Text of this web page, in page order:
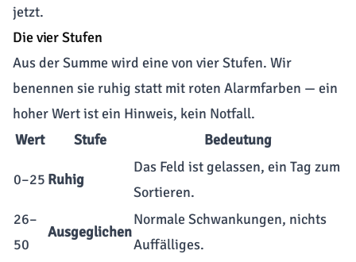
jetzt.
Die vier Stufen
Aus der Summe wird eine von vier Stufen. Wir
benennen sie ruhig statt mit roten Alarmfarben — ein
hoher Wert ist ein Hinweis, kein Notfall.
Wert
Stufe Bedeutung
0–25 Ruhig
Das Feld ist gelassen, ein Tag zum
Sortieren.
26–
50
Ausgeglichen
Normale Schwankungen, nichts
Auffälliges.